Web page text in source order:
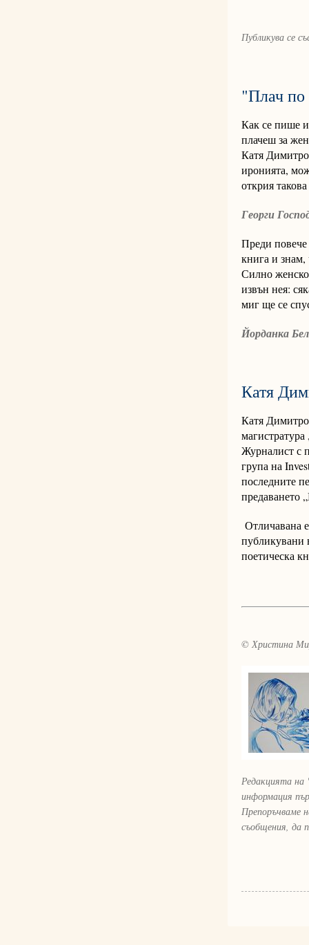
Публикува се
"Плач
Как се пише и
плачеш за
Катя
иронията,
открия
Георги
Преди повече
книга и знам,
Силно женско
извън нея:
миг ще се
Йорданка
Катя
Катя
Журналист с
група на
последните
предаването
Отличавана
публикувани
поетическа
© Христина
Редакцията на
информация
Препоръчваме
съобщения, да